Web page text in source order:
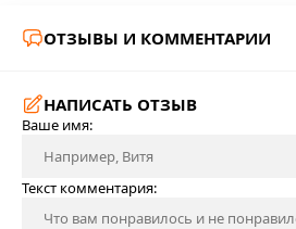
ОТЗЫВЫ И КОММЕНТАРИИ
НАПИСАТЬ ОТЗЫВ
Ваше имя:
Текст комментария: